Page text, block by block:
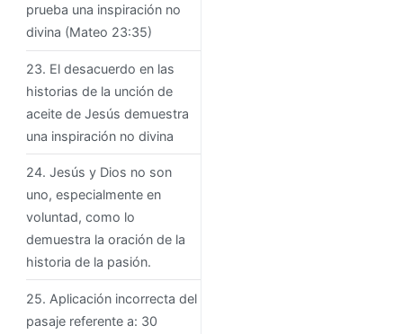
prueba una inspiración no
divina (Mateo 23:35)
23. El desacuerdo en las
historias de la unción de
aceite de Jesús demuestra
una inspiración no divina
24. Jesús y Dios no son
uno, especialmente en
voluntad, como lo
demuestra la oración de la
historia de la pasión.
25. Aplicación incorrecta del
pasaje referente a: 30